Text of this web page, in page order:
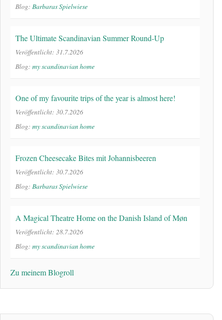
Blog: Barbaras Spielwiese
The Ultimate Scandinavian Summer Round-Up
Veröffentlicht: 31.7.2026
Blog: my scandinavian home
One of my favourite trips of the year is almost here!
Veröffentlicht: 30.7.2026
Blog: my scandinavian home
Frozen Cheesecake Bites mit Johannisbeeren
Veröffentlicht: 30.7.2026
Blog: Barbaras Spielwiese
A Magical Theatre Home on the Danish Island of Møn
Veröffentlicht: 28.7.2026
Blog: my scandinavian home
Zu meinem Blogroll